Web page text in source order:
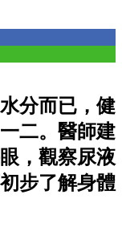
分而已，健
二。醫師建
，觀察尿液
步了解身體